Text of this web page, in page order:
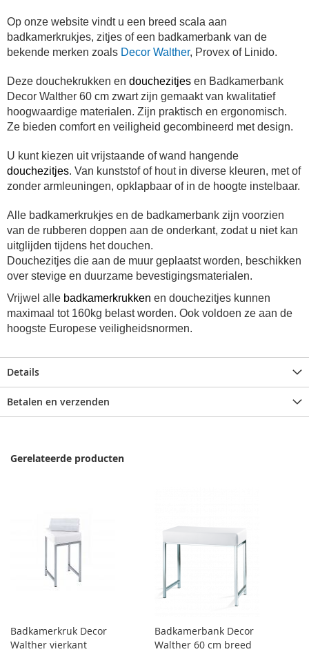
Op onze website vindt u een breed scala aan
badkamerkrukjes, zitjes of een badkamerbank van de
bekende merken zoals Decor Walther, Provex of Linido.
Deze douchekrukken en douchezitjes en Badkamerbank
Decor Walther 60 cm zwart zijn gemaakt van kwalitatief
hoogwaardige materialen. Zijn praktisch en ergonomisch.
Ze bieden comfort en veiligheid gecombineerd met design.
U kunt kiezen uit vrijstaande of wand hangende
douchezitjes. Van kunststof of hout in diverse kleuren, met of
zonder armleuningen, opklapbaar of in de hoogte instelbaar.
Alle badkamerkrukjes en de badkamerbank zijn voorzien
van de rubberen doppen aan de onderkant, zodat u niet kan
uitglijden tijdens het douchen.
Douchezitjes die aan de muur geplaatst worden, beschikken
over stevige en duurzame bevestigingsmaterialen.
Vrijwel alle badkamerkrukken en douchezitjes kunnen
maximaal tot 160kg belast worden. Ook voldoen ze aan de
hoogste Europese veiligheidsnormen.
Details
Betalen en verzenden
Gerelateerde producten
Badkamerkruk Decor
Walther vierkant
Badkamerbank Decor
Walther 60 cm breed